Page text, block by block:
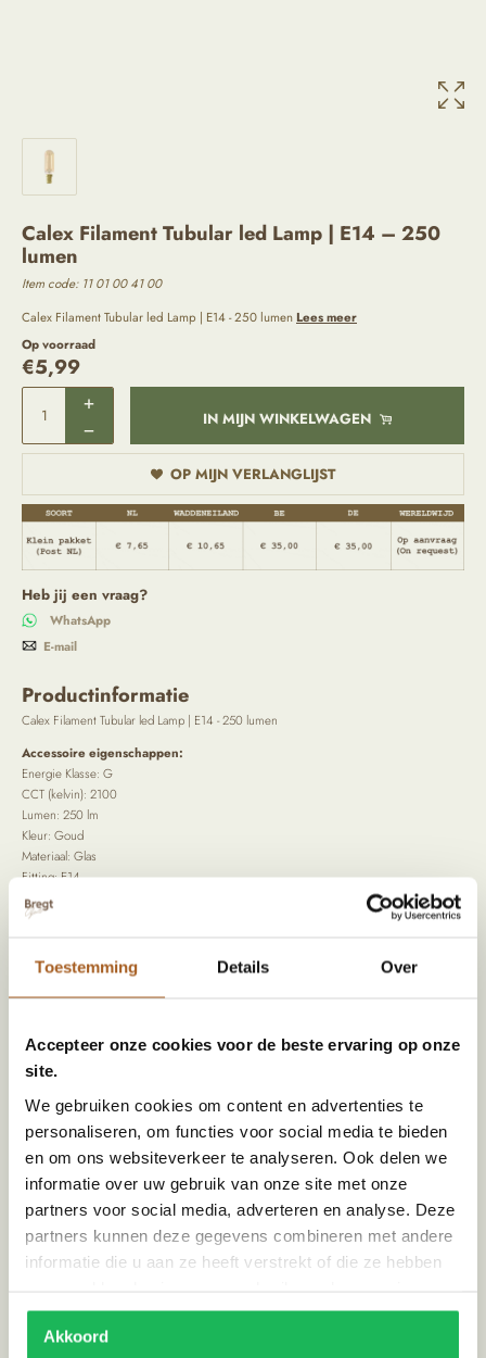
Toestemming Details Over
Accepteer onze cookies voor de beste ervaring op onze
site.
We gebruiken cookies om content en advertenties te
personaliseren, om functies voor social media te bieden
en om ons websiteverkeer te analyseren. Ook delen we
informatie over uw gebruik van onze site met onze
partners voor social media, adverteren en analyse. Deze
partners kunnen deze gegevens combineren met andere
informatie die u aan ze heeft verstrekt of die ze hebben
Akkoord
Calex Filament Tubular led Lamp | E14 – 250
lumen
Item code: 11 01 00 41 00
Calex Filament Tubular led Lamp | E14 - 250 lumenLees meer
Op voorraad
€5,99
IN MIJN WINKELWAGEN
OP MIJN VERLANGLIJST
Heb jij een vraag?
WhatsApp
E-mail
Productinformatie
Calex Filament Tubular led Lamp | E14 - 250 lumen
Accessoire eigenschappen:
Energie Klasse: G
CCT (kelvin): 2100
Lumen: 250 lm
Kleur: Goud
Materiaal: Glas
Fitting: E14
Wattage: 4 W
Voltage (V): 220-240
CRI: 80.0
Alternatieve producten
Reviews
0 reviews
Schrijf review